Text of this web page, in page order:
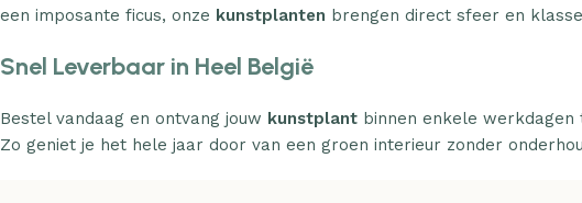
een imposante ficus, onze kunstplanten brengen direct sfeer en
Snel Leverbaar in Heel België
Bestel vandaag en ontvang jouw kunstplant binnen enkele
Zo geniet je het hele jaar door van een groen interieur zonder